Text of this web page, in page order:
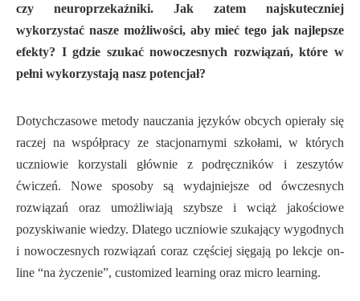
czy neuroprzekaźniki. Jak zatem najskuteczniej
wykorzystać nasze możliwości, aby mieć tego jak najlepsze
efekty? I gdzie szukać nowoczesnych rozwiązań, które w
pełni wykorzystają nasz potencjał?
Dotychczasowe metody nauczania języków obcych opierały się
raczej na współpracy ze stacjonarnymi szkołami, w których
uczniowie korzystali głównie z podręczników i zeszytów
ćwiczeń. Nowe sposoby są wydajniejsze od ówczesnych
rozwiązań oraz umożliwiają szybsze i wciąż jakościowe
pozyskiwanie wiedzy. Dlatego uczniowie szukający wygodnych
i nowoczesnych rozwiązań coraz częściej sięgają po lekcje on-
line “na życzenie”, customized learning oraz micro learning.